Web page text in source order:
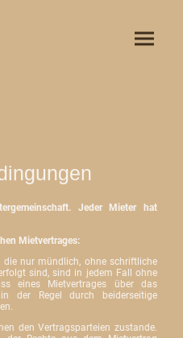
Jeder Mieter hat
Mietvertrages:
die nur mündlich, ohne schriftliche
sind, sind in jedem Fall ohne
eines Mietvertrages über das
der Regel durch beiderseitige
den Vertragsparteien zustande.